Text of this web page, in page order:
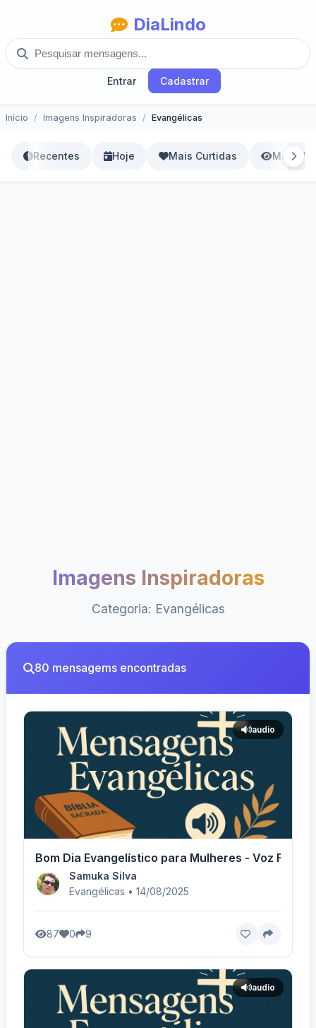
DiaLindo
Entrar Cadastrar
Início Imagens Inspiradoras Evangélicas
Recentes Hoje Mais Curtidas Mais
Imagens Inspiradoras
Categoria: Evangélicas
80 mensagems encontradas
audio
Bom Dia Evangelístico para Mulheres - Voz
Samuka Silva
Evangélicas • 14/08/2025
87 0 9
audio